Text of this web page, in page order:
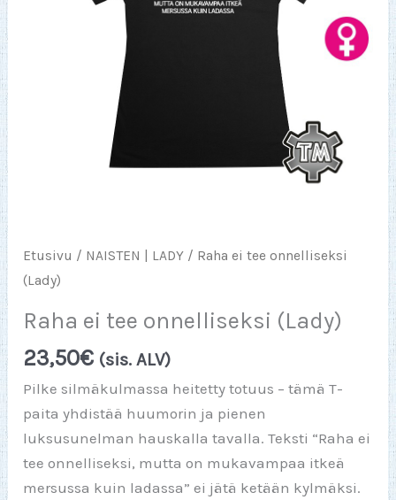
Etusivu / NAISTEN | LADY / Raha ei tee onnelliseksi
(Lady)
Raha ei tee onnelliseksi (Lady)
23,50€ (sis. ALV)
Pilke silmäkulmassa heitetty totuus – tämä T-
paita yhdistää huumorin ja pienen
luksusunelman hauskalla tavalla. Teksti “Raha ei
tee onnelliseksi, mutta on mukavampaa itkeä
mersussa kuin ladassa” ei jätä ketään kylmäksi.